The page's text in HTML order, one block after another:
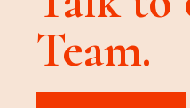
Team.